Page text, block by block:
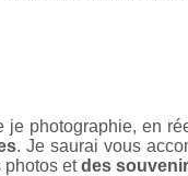
photographie, en
. Je saurai vous
photos etdes